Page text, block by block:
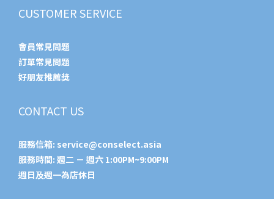
CUSTOMER SERVICE
會員常見問題
訂單常見問題
好朋友推薦獎
CONTACT US
服務信箱: service@conselect.asia
服務時間: 週二 － 週六 1:00PM~9:00PM
週日及週一為店休日